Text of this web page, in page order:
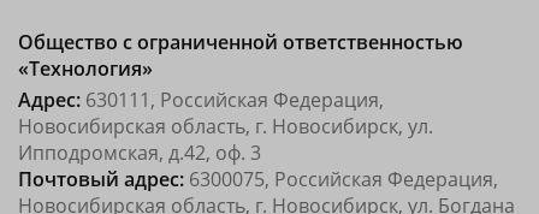
Общество с ограниченной ответственностью
«Технология»
Адрес: 630111, Российская Федерация,
Новосибирская область, г. Новосибирск, ул.
Ипподромская, д.42, оф. 3
Почтовый адрес: 6300075, Российская Федерация,
Новосибирская область, г. Новосибирск, ул. Богдана